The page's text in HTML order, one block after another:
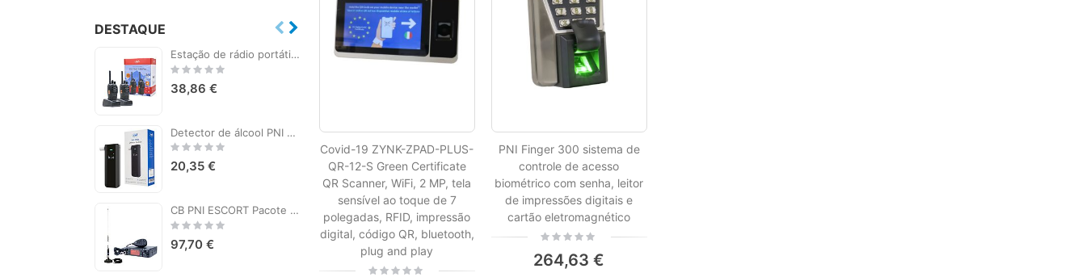
Covid-19 ZYNK-ZPAD-PLUS-
QR-12-S Green Certificate
QR Scanner, WiFi, 2 MP, tela
sensível ao toque de 7
polegadas, RFID, impressão
digital, código QR, bluetooth,
plug and play
Rating:
PNI Finger 300 sistema de
controle de acesso
biométrico com senha, leitor
de impressões digitais e
cartão eletromagnético
Rating:
264,63 €
DESTAQUE
Estação de rádio portátil PNI PMR R40 PRO, conjunto com 2 peças, 0,5 W, 16 canais programáveis, 16 PMR e 50 CTCSS e 104 tons DCS, ASQ, TOT, monitor, programável, baterias de 1200mAh, carregadores e fones de ouvido incluídos
Rating:
38,86 €
Detector de álcool PNI AT188 com tela LCD, alarme sonoro e leve
Rating:
20,35 €
CB PNI ESCORT Pacote da estação de rádio HP 9001 PRO ASQ + antena CB PNI S75 com ímã
Rating:
97,70 €